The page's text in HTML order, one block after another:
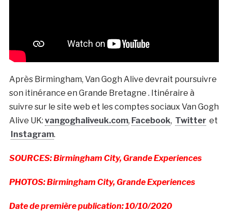
Après Birmingham, Van Gogh Alive devrait poursuivre
son itinérance en Grande Bretagne . Itinéraire à
suivre sur le site web et les comptes sociaux Van Gogh
Alive UK: vangoghaliveuk.com, Facebook, Twitteret
Instagram.
SOURCES: Birmingham City, Grande Experiences
PHOTOS: Birmingham City, Grande Experiences
Date de première publication: 10/10/2020